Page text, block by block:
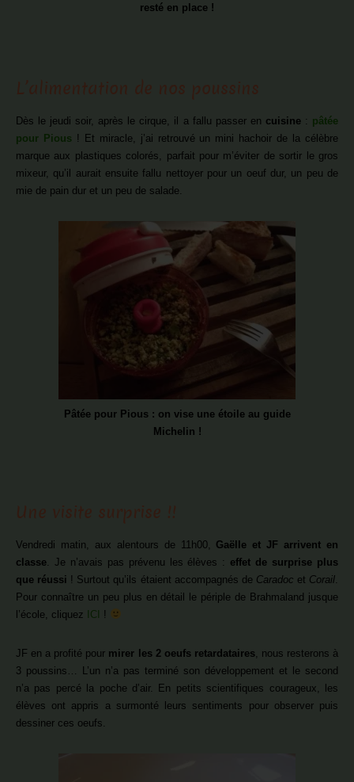
resté en place !
Dès le jeudi soir, après le cirque, il a fallu passer en cuisine: pâtée
pour Pious ! Et miracle, j’ai retrouvé un mini hachoir de la célèbre
marque aux plastiques colorés, parfait pour m’éviter de sortir le gros
mixeur, qu’il aurait ensuite fallu nettoyer pour un oeuf dur, un peu de
mie de pain dur et un peu de salade.
Pâtée pour Pious : on vise une étoile au guide
Michelin !
Vendredi matin, aux alentours de 11h00, Gaëlle et JF arrivent en
classe. Je n’avais pas prévenu les élèves : effet de surprise plus
que réussi ! Surtout qu’ils étaient accompagnés de Caradoc et Corail.
Pour connaître un peu plus en détail le périple de Brahmaland jusque
l’école, cliquez
ICI !
JF en a profité pour mirer les 2 oeufs retardataires, nous resterons à
3 poussins… L’un n’a pas terminé son développement et le second
n’a pas percé la poche d’air. En petits scientifiques courageux, les
élèves ont appris a surmonté leurs sentiments pour observer puis
dessiner ces oeufs.